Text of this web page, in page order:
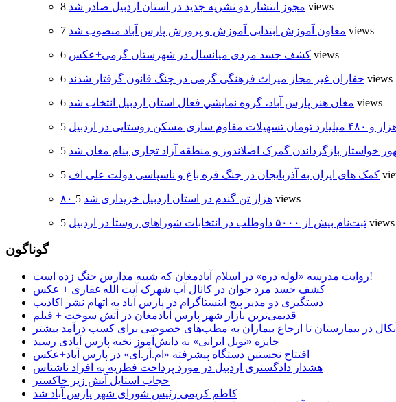
مجوز انتشار دو نشریه جدید در استان اردبیل صادر شد 8 views
معاون آموزش ابتدایی آموزش و پرورش پارس آباد منصوب شد 7 views
کشف جسد مردی میانسال در شهرستان گرمی+عکس 6 views
حفاران غیر مجاز میراث فرهنگی گرمی در چنگ قانون گرفتار شدند 6 views
مغان هنر پارس آباد، گروه نمايشي فعال استان اردبيل انتخاب شد 6 views
روستایی در اردبیل
خواستار بازگرداندن گمرک اصلاندوز و منطقه آزاد تجاری بنام مغان شد
کمک های ایران به آذربایجان در جنگ قره باغ و ناسپاسی دولت علی اف 5
۸۰ هزار تن گندم در استان اردبیل خریداری شد 5 views
ثبت‌نام بیش از ۵۰۰۰ داوطلب در انتخابات شوراهای روستا در اردبیل 5 views
گوناگون
روایت مدرسه «لوله دره» در اسلام آبادمغان که شبیه مدارس جنگ زده است!
کشف جسد مرد جوان در کانال آب شهرک آیت الله غفاری + عکس
دستگیری دو مدیر پیج اینستاگرام در پارس آباد به اتهام نشر اکاذیب
قدیمی‌ترین بازار شهر پارس آبادمغان در آتش سوخت + فیلم
در بیمارستان تا ارجاع بیماران به مطب‌های خصوصی برای کسب درآمد بیشتر
جایزه «نوبل ایرانی» به دانش‌آموز نخبه پارس آبادی رسید
افتتاح نخستین دستگاه پیشرفته «ام.آر.آی» در پارس آباد+عکس
هشدار دادگستری اردبیل در مورد پرداخت فطریه به افراد ناشناس
حجاب استایل آتش زیر خاکستر
کاظم کریمی رئیس شورای شهر پارس آباد شد